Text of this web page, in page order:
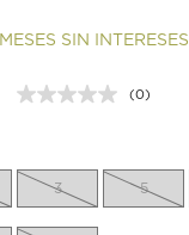
MESES SIN INTERESES
Sin
la
misma
(0)
3 5